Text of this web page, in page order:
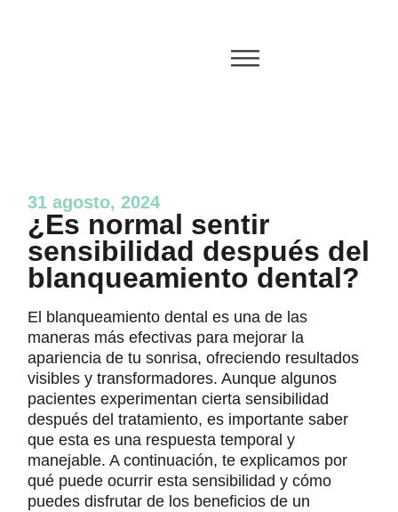
31 agosto, 2024
¿Es normal sentir
sensibilidad después del
blanqueamiento dental?
El blanqueamiento dental es una de las
maneras más efectivas para mejorar la
apariencia de tu sonrisa, ofreciendo resultados
visibles y transformadores. Aunque algunos
pacientes experimentan cierta sensibilidad
después del tratamiento, es importante saber
que esta es una respuesta temporal y
manejable. A continuación, te explicamos por
qué puede ocurrir esta sensibilidad y cómo
puedes disfrutar de los beneficios de un